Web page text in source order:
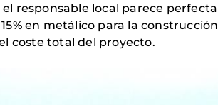
el responsable local parece
en metálico para la
coste total del proyecto.